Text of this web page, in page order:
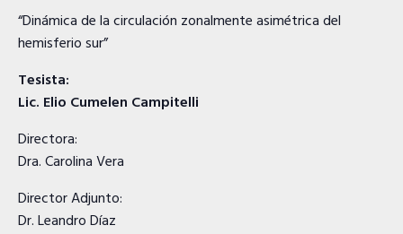
“Dinámica de la circulación zonalmente asimétrica del
hemisferio sur”
Tesista:
Lic. Elio Cumelen Campitelli
Directora:
Dra. Carolina Vera
Director Adjunto:
Dr. Leandro Díaz